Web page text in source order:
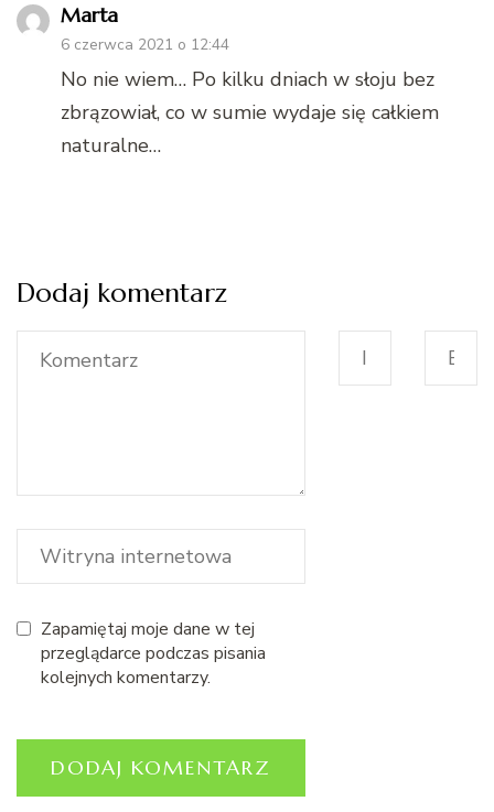
Marta
6 czerwca 2021 o 12:44
No nie wiem… Po kilku dniach w słoju bez
zbrązowiał, co w sumie wydaje się całkiem
naturalne…
Dodaj komentarz
Zapamiętaj moje dane w tej
przeglądarce podczas pisania
kolejnych komentarzy.